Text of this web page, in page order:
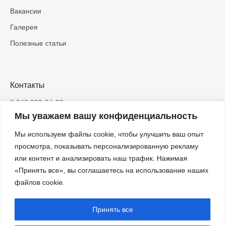
Мы уважаем вашу конфиденциальность
Мы используем файлы cookie, чтобы улучшить ваш опыт
просмотра, показывать персонализированную рекламу
или контент и анализировать наш трафик. Нажимая
«Принять все», вы соглашаетесь на использование наших
файлов cookie.
Принять все
Вакансии
Галерея
Полезные статьи
Контакты
8 843 202-34-23
info@inbrig.ru
420083, Казань, ЖК «Весна», ул.
Азата Аббасова, д.5
ООО «ИНБРИГ» — строительство и
проектирование домов в Казани
ИНН 1686018032